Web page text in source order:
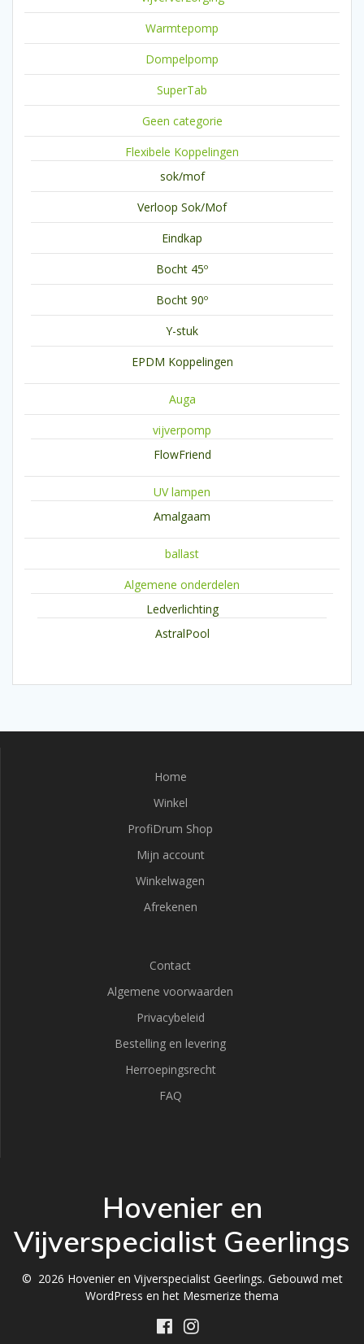
Warmtepomp
Dompelpomp
SuperTab
Geen categorie
Flexibele Koppelingen
sok/mof
Verloop Sok/Mof
Eindkap
Bocht 45º
Bocht 90º
Y-stuk
EPDM Koppelingen
Auga
vijverpomp
FlowFriend
UV lampen
Amalgaam
ballast
Algemene onderdelen
Ledverlichting
AstralPool
Home
Winkel
ProfiDrum Shop
Mijn account
Winkelwagen
Afrekenen
Contact
Algemene voorwaarden
Privacybeleid
Bestelling en levering
Herroepingsrecht
FAQ
Hovenier en
Vijverspecialist Geerlings
© 2026 Hovenier en Vijverspecialist Geerlings. Gebouwd met
WordPress en het Mesmerize thema